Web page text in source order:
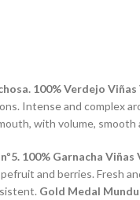
100% Verdejo
Intense and complex
with volume,
100% Garnacha Viñas
and berries. Fresh
Gold Medal